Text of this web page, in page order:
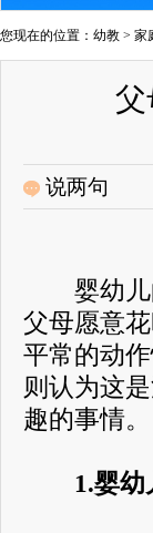
您现在的位置： 幼教 > 家
父
说两句
婴幼儿的
父母愿意
平常的动
则认为这
趣的事情。
1.婴幼